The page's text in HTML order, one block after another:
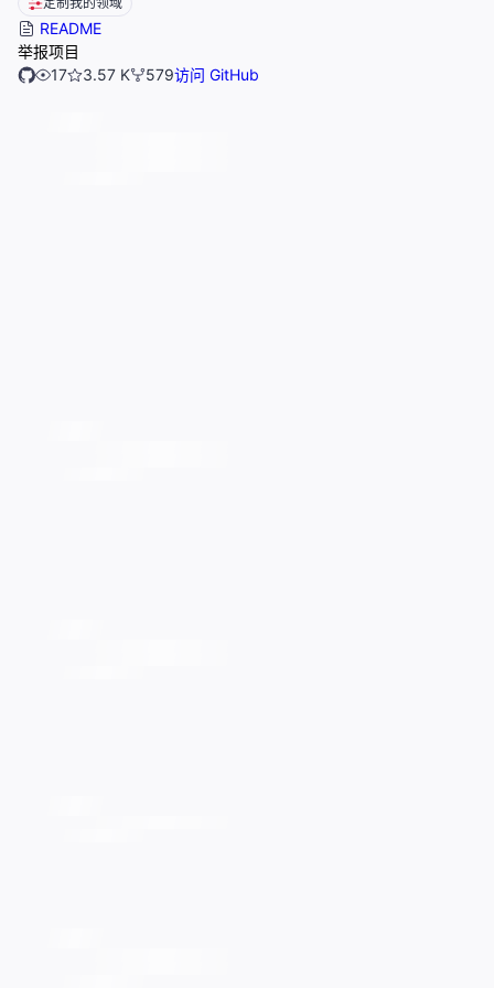
README
举报项目
17
3.57 K 579访问 GitHub